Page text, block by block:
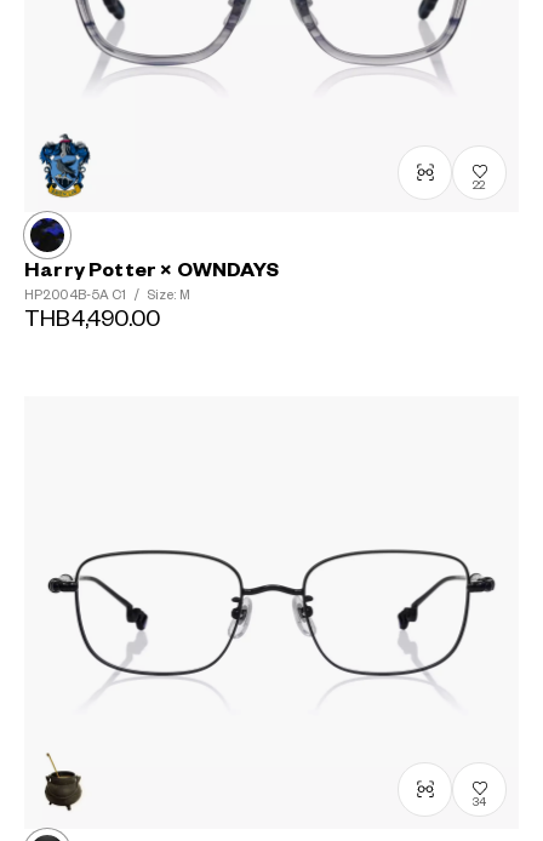
22
Harry Potter × OWNDAYS
HP2004B-5A C1 / Size: M
THB4,490.00
34